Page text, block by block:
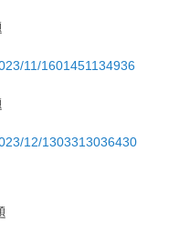
掲載の話題
11/1601451134936
掲載の話題
12/1303313036430
駅伝 の話題